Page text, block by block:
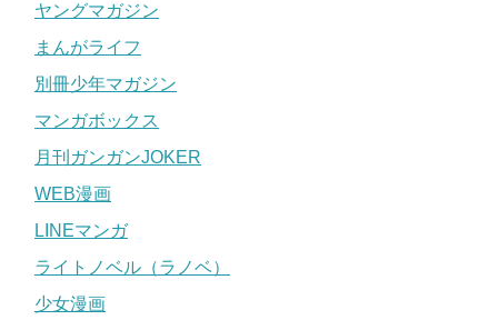
ヤングマガジン
まんがライフ
別冊少年マガジン
マンガボックス
月刊ガンガンJOKER
WEB漫画
LINEマンガ
ライトノベル（ラノベ）
少女漫画